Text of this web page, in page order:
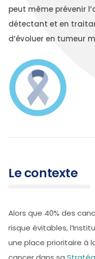
peut même prévenir
détectant et en
d’évoluer en tumeur
Le contexte
Alors que 40% des
risque évitables,
une place prioritaire à